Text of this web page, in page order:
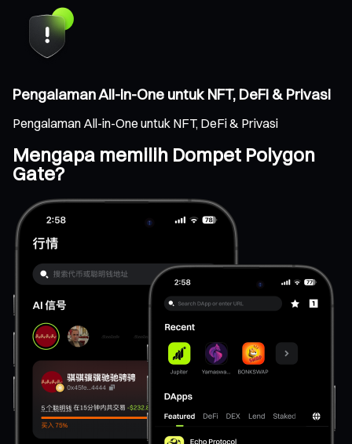
Pengalaman All-in-One untuk NFT, DeFi & Privasi
Pengalaman All-in-One untuk NFT, DeFi & Privasi
Mengapa memilih Dompet Polygon
Gate?